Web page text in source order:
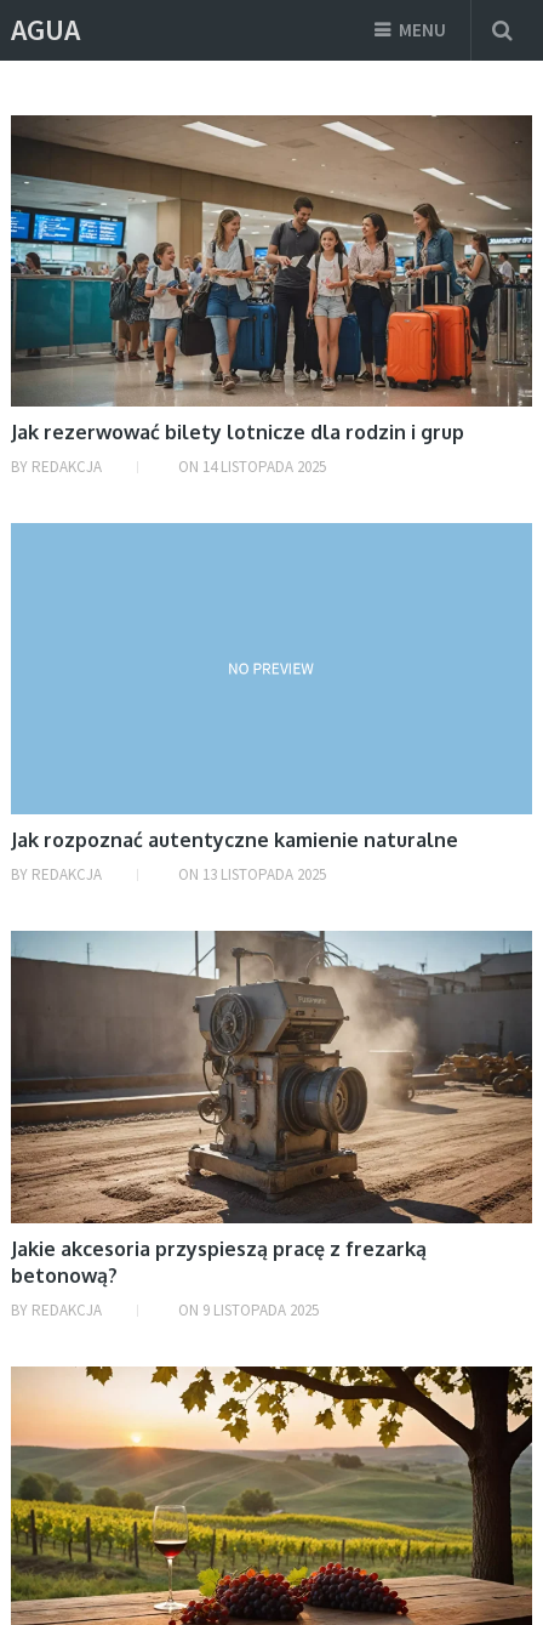
AGUA MENU
BEZ KATEGORII
Jak rezerwować bilety lotnicze dla rodzin i grup
BY REDAKCJA ON 14 LISTOPADA 2025
Jak rozpoznać autentyczne kamienie naturalne
BY REDAKCJA ON 13 LISTOPADA 2025
BEZ KATEGORII
Jakie akcesoria przyspieszą pracę z frezarką
betonową?
BY REDAKCJA ON 9 LISTOPADA 2025
BEZ KATEGORII